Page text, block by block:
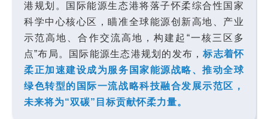
港规划。国际能源生态港将落子怀柔综合性国家
科学中心核心区，瞄准全球能源创新高地、产业
示范高地、合作交流高地，构建起“一核三区多
点”布局。国际能源生态港规划的发布，标志着怀
柔正加速建设成为服务国家能源战略、推动全球
绿色转型的国际一流战略科技融合发展示范区，
未来将为“双碳”目标贡献怀柔力量。